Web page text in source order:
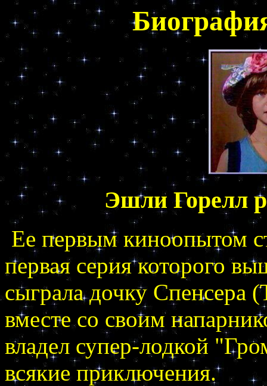
Эшли Горелл
Ее первым киноопытом
первая серия которого
сыграла дочку Спенсера
вместе со своим
владел супер-лодкой
всякие приключения.